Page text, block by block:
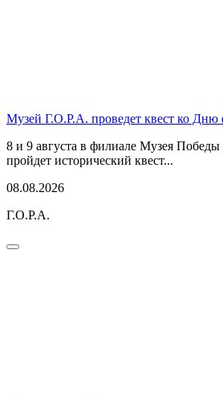
Музей Г.О.Р.А. проведет квест ко Дню
8 и 9 августа в филиале Музея
пройдет исторический квест...
08.08.2026
Г.О.Р.А.